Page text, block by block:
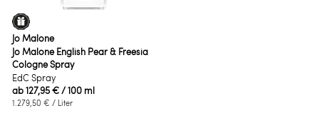
Jo Malone
Jo Malone English Pear & Freesia
Cologne Spray
EdC Spray
ab127,95 €/ 100 ml
1.279,50 € / Liter